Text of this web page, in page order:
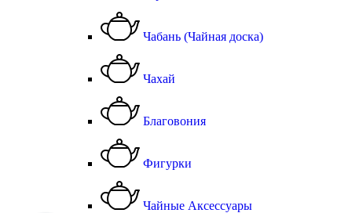
Чабань (Чайная доска)
Чахай
Благовония
Фигурки
Чайные Аксессуары